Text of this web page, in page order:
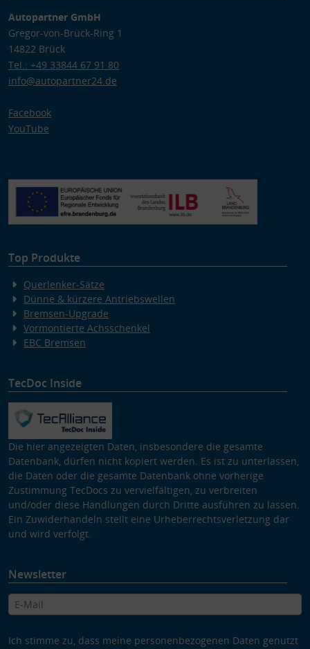
Autopartner GmbH
Gregor-von-Brück-Ring 1
14822 Brück
Tel.: +49 33844 67 91 80
info@autopartner24.de
Facebook
YouTube
Top Produkte
Querlenker-Sätze
Dünne & kürzere Antriebswellen
Bremsen-Upgrade
Vormontierte Achsschenkel
EBC Bremsen
TecDoc Inside
Die hier angezeigten Daten, insbesondere die gesamte
Datenbank, dürfen nicht kopiert werden. Es ist zu unterlassen,
die Daten oder die gesamte Datenbank ohne vorherige
Zustimmung TecDocs zu vervielfältigen, zu verbreiten
und/oder diese Handlungen durch Dritte ausführen zu lassen.
Ein Zuwiderhandeln stellt eine Urheberrechtsverletzung dar
und wird verfolgt.
Newsletter
Ich stimme zu, dass meine personenbezogenen Daten genutzt
Zwecke der Datenverarbeitung durch unsere Partner:
Speichern von oder Zugriff auf Informationen auf einem Endgerät
Verwendung reduzierter Daten zur Auswahl von Werbeanzeigen
Verwendung von Profilen zur Auswahl personalisierter Werbung
Verwendung von Profilen zur Auswahl personalisierter Inhalte
Messung der Werbeleistung
Messung der Performance von Inhalten
Besondere Features:
Verwendung genauer Standortdaten
Endgeräteeigenschaften zur Identifikation aktiv abfragen